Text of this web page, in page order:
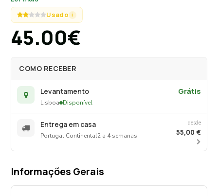
espelhado. Silhueta cilíndrica e pescoço estreito,
criando um jogo de reflexos na superfície.
Usado i
45.00€
COMO RECEBER
Levantamento
Lisboa Disponível
Grátis
Entrega em casa
Portugal Continental2 a 4 semanas
desde
55,00 €
Informações Gerais